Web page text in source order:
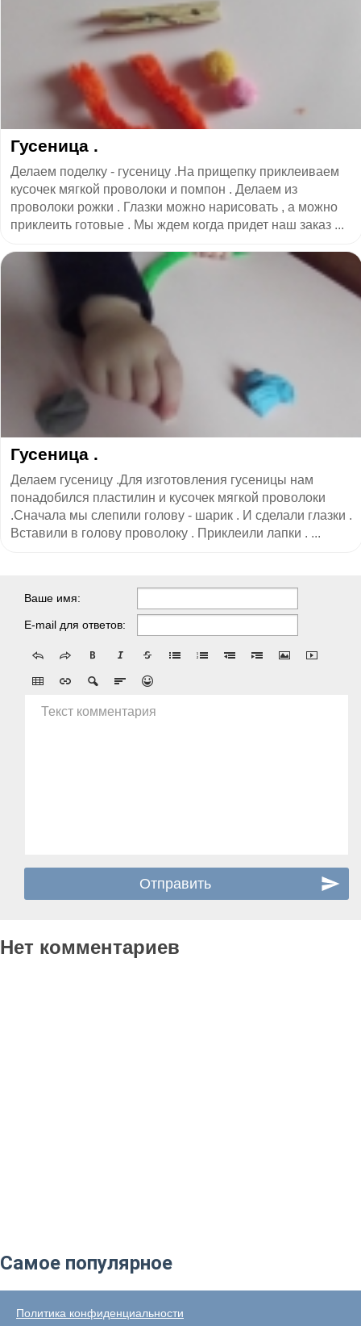
Гусеница .
Делаем поделку - гусеницу .На прищепку приклеиваем
кусочек мягкой проволоки и помпон . Делаем из
проволоки рожки . Глазки можно нарисовать , а можно
приклеить готовые . Мы ждем когда придет наш заказ ...
Гусеница .
Делаем гусеницу .Для изготовления гусеницы нам
понадобился пластилин и кусочек мягкой проволоки
.Сначала мы слепили голову - шарик . И сделали глазки .
Вставили в голову проволоку . Приклеили лапки . ...
Ваше имя:
E-mail для ответов:
Текст комментария
Нет комментариев
Самое популярное
Политика конфиденциальности